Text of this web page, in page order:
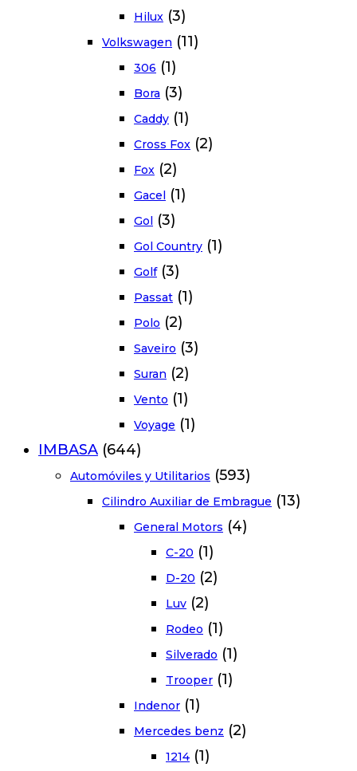
Hilux (3)
Volkswagen (11)
306 (1)
Bora (3)
Caddy (1)
Cross Fox (2)
Fox (2)
Gacel (1)
Gol (3)
Gol Country (1)
Golf (3)
Passat (1)
Polo (2)
Saveiro (3)
Suran (2)
Vento (1)
Voyage (1)
IMBASA (644)
Automóviles y Utilitarios (593)
Cilindro Auxiliar de Embrague (13)
General Motors (4)
C-20 (1)
D-20 (2)
Luv (2)
Rodeo (1)
Silverado (1)
Trooper (1)
Indenor (1)
Mercedes benz (2)
1214 (1)